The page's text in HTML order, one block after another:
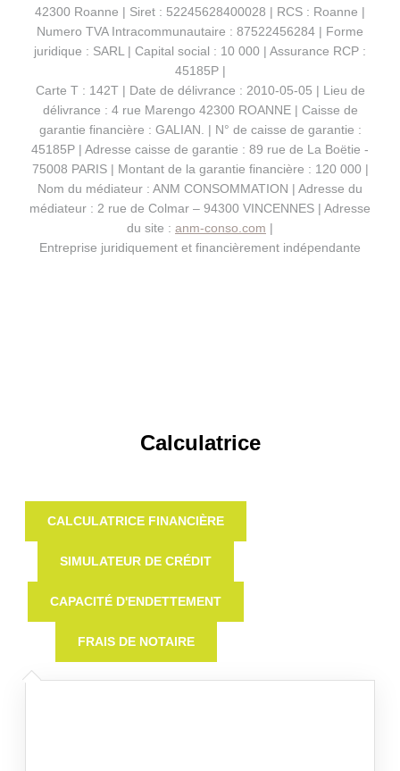
42300 Roanne | Siret : 52245628400028 | RCS : Roanne |
Numero TVA Intracommunautaire : 87522456284 | Forme
juridique : SARL | Capital social : 10 000 | Assurance RCP :
45185P |
Carte T : 142T | Date de délivrance : 2010-05-05 | Lieu de
délivrance : 4 rue Marengo 42300 ROANNE | Caisse de
garantie financière : GALIAN. | N° de caisse de garantie :
45185P | Adresse caisse de garantie : 89 rue de La Boëtie -
75008 PARIS | Montant de la garantie financière : 120 000 |
Nom du médiateur : ANM CONSOMMATION | Adresse du
médiateur : 2 rue de Colmar – 94300 VINCENNES | Adresse
du site : anm-conso.com |
Entreprise juridiquement et financièrement indépendante
Calculatrice
CALCULATRICE FINANCIÈRE
SIMULATEUR DE CRÉDIT
CAPACITÉ D'ENDETTEMENT
FRAIS DE NOTAIRE